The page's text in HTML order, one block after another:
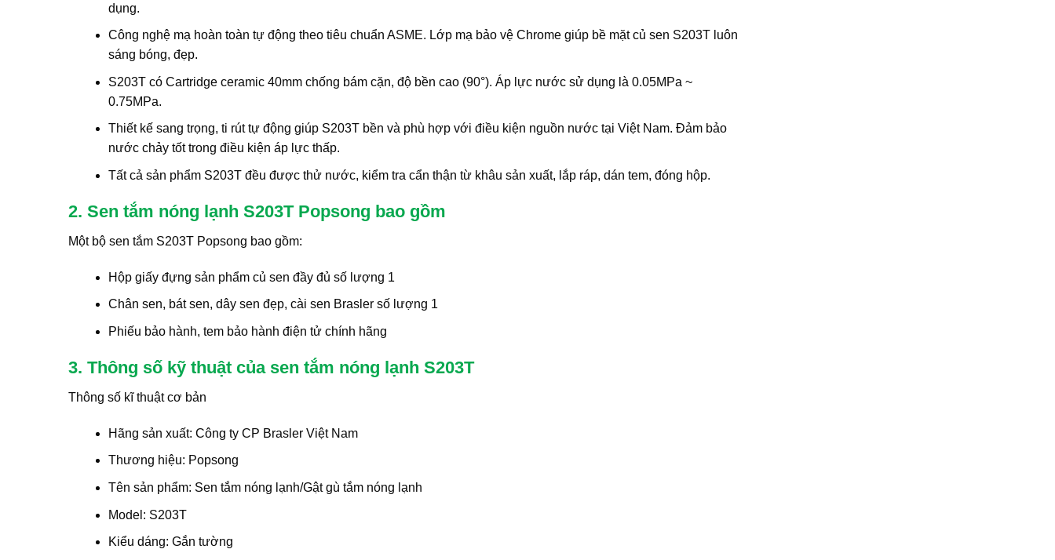
dụng.
Công nghệ mạ hoàn toàn tự động theo tiêu chuẩn ASME. Lớp mạ bảo vệ Chrome giúp bề mặt củ sen S203T luôn
sáng bóng, đẹp.
S203T có Cartridge ceramic 40mm chống bám cặn, độ bền cao (90°). Áp lực nước sử dụng là 0.05MPa ~
0.75MPa.
Thiết kế sang trọng, ti rút tự động giúp S203T bền và phù hợp với điều kiện nguồn nước tại Việt Nam. Đảm bảo
nước chảy tốt trong điều kiện áp lực thấp.
Tất cả sản phẩm S203T đều được thử nước, kiểm tra cẩn thận từ khâu sản xuất, lắp ráp, dán tem, đóng hộp.
2. Sen tắm nóng lạnh S203T Popsong bao gồm
Một bộ sen tắm S203T Popsong bao gồm:
Hộp giấy đựng sản phẩm củ sen đầy đủ số lượng 1
Chân sen, bát sen, dây sen đẹp, cài sen Brasler số lượng 1
Phiếu bảo hành, tem bảo hành điện tử chính hãng
3. Thông số kỹ thuật của sen tắm nóng lạnh S203T
Thông số kĩ thuật cơ bản
Hãng sản xuất: Công ty CP Brasler Việt Nam
Thương hiệu: Popsong
Tên sản phẩm: Sen tắm nóng lạnh/Gật gù tắm nóng lạnh
Model: S203T
Kiểu dáng: Gắn tường